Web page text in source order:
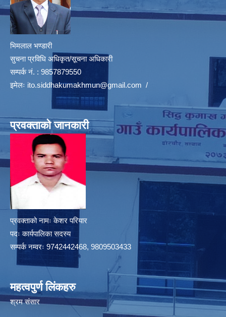
भिमलाल भण्डारी
सुचना प्रविधि अधिकृत/सूचना अधिकारी
सम्पर्क नं. : 9857879550
इमेलः ito.siddhakumakhmun@gmail.com /
प्रवक्ताको जानकारी
प्रवक्ताको नामः केशर परियार
पदः कार्यपालिका सदस्य
सम्पर्क नम्वरः 9742442468, 9809503433
महत्वपुर्ण लिंकहरु
श्रम संसार